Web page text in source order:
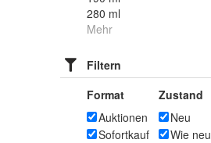
280 ml
Mehr
Filtern
Format
Auktionen
Sofortkauf
Zustand
Neu
Wie neu